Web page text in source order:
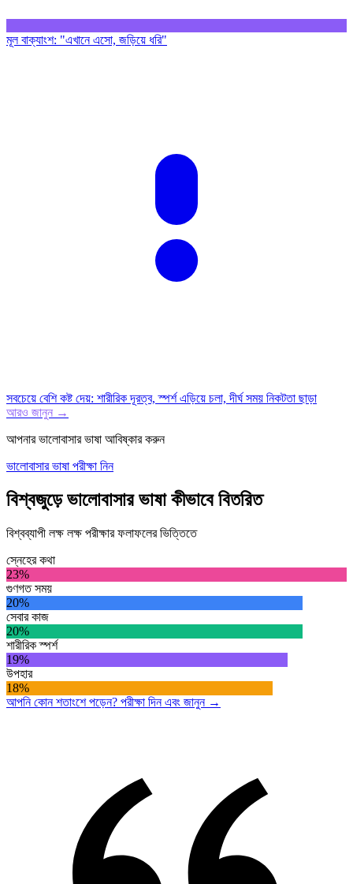
মূল বাক্যাংশ: "এখানে এসো, জড়িয়ে ধরি"
সবচেয়ে বেশি কষ্ট দেয়: শারীরিক দূরত্ব, স্পর্শ এড়িয়ে চলা, দীর্ঘ সময় নিকটতা ছাড়া
আরও জানুন →
আপনার ভালোবাসার ভাষা আবিষ্কার করুন
ভালোবাসার ভাষা পরীক্ষা নিন
বিশ্বজুড়ে ভালোবাসার ভাষা কীভাবে বিতরিত
বিশ্বব্যাপী লক্ষ লক্ষ পরীক্ষার ফলাফলের ভিত্তিতে
স্নেহের কথা
23%
গুণগত সময়
20%
সেবার কাজ
20%
শারীরিক স্পর্শ
19%
উপহার
18%
আপনি কোন শতাংশে পড়েন? পরীক্ষা দিন এবং জানুন →